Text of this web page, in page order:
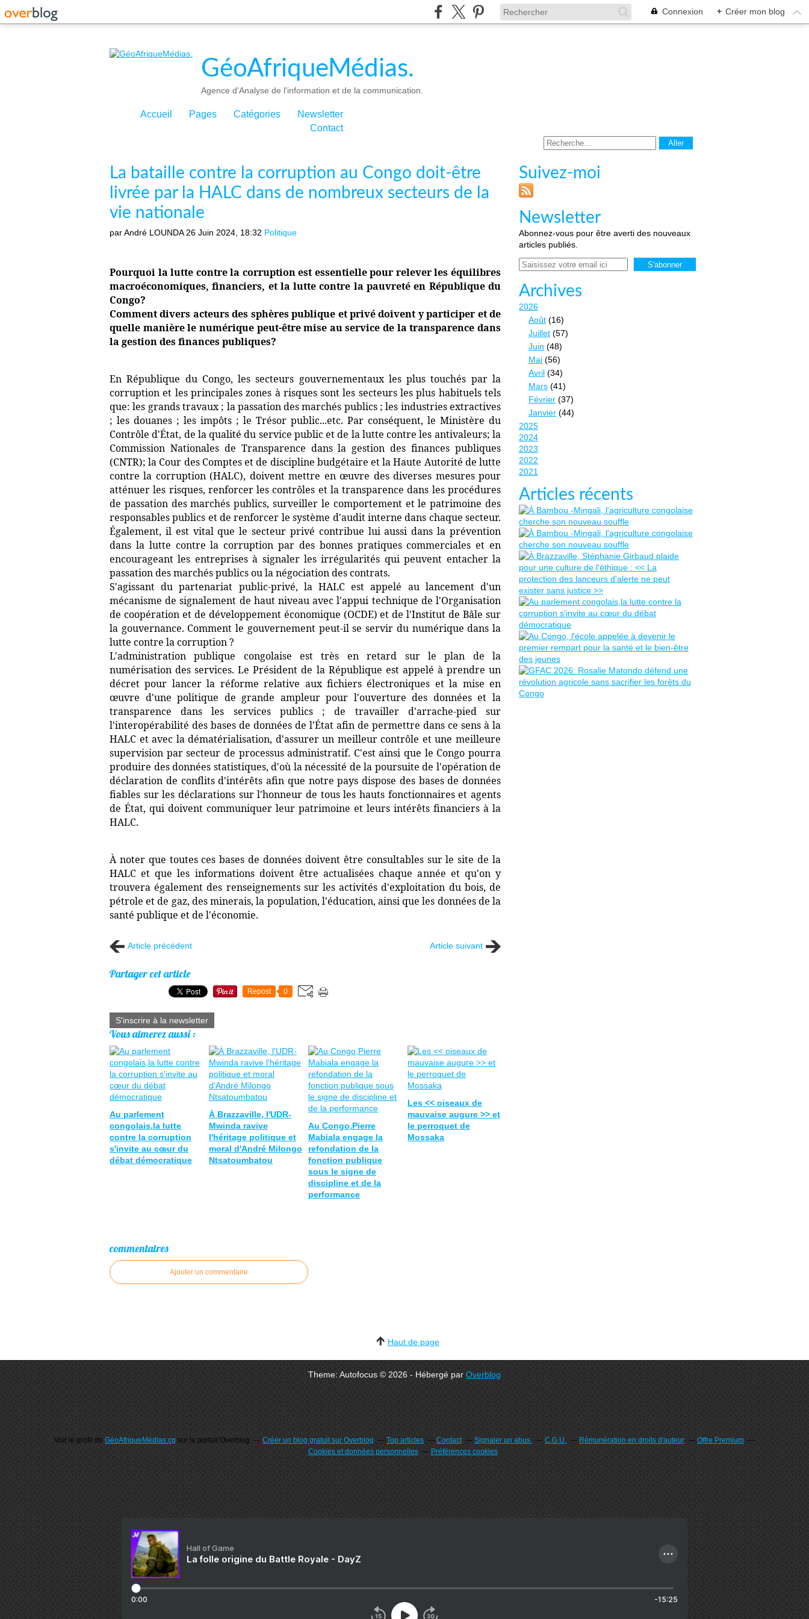
Connexion + Créer mon blog
GéoAfriqueMédias.
Agence d'Analyse de l'information et de la communication.
Accueil Pages Catégories
Newsletter
Contact
La bataille contre la corruption au Congo doit-être
livrée par la HALC dans de nombreux secteurs de la
vie nationale
par André LOUNDA 26 Juin 2024, 18:32 Politique
Pourquoi la lutte contre la corruption est essentielle pour relever les équilibres
macroéconomiques, financiers, et la lutte contre la pauvreté en République du
Congo?
Comment divers acteurs des sphères publique et privé doivent y participer et de
quelle manière le numérique peut-être mise au service de la transparence dans
la gestion des finances publiques?
En République du Congo, les secteurs gouvernementaux les plus touchés par la
corruption et les principales zones à risques sont les secteurs les plus habituels tels
que: les grands travaux ; la passation des marchés publics ; les industries extractives
; les douanes ; les impôts ; le Trésor public...etc. Par conséquent, le Ministère du
Contrôle d'État, de la qualité du service public et de la lutte contre les antivaleurs; la
Commission Nationales de Transparence dans la gestion des finances publiques
(CNTR); la Cour des Comptes et de discipline budgétaire et la Haute Autorité de lutte
contre la corruption (HALC), doivent mettre en œuvre des diverses mesures pour
atténuer les risques, renforcer les contrôles et la transparence dans les procédures
de passation des marchés publics, surveiller le comportement et le patrimoine des
responsables publics et de renforcer le système d'audit interne dans chaque secteur.
Également, il est vital que le secteur privé contribue lui aussi dans la prévention
dans la lutte contre la corruption par des bonnes pratiques commerciales et en
encourageant les entreprises à signaler les irrégularités qui peuvent entacher la
passation des marchés publics ou la négociation des contrats.
S'agissant du partenariat public-privé, la HALC est appelé au lancement d'un
mécanisme de signalement de haut niveau avec l'appui technique de l'Organisation
de coopération et de développement économique (OCDE) et de l'Institut de Bâle sur
la gouvernance. Comment le gouvernement peut-il se servir du numérique dans la
lutte contre la corruption ?
L'administration publique congolaise est très en retard sur le plan de la
numérisation des services. Le Président de la République est appelé à prendre un
décret pour lancer la réforme relative aux fichiers électroniques et la mise en
œuvre d'une politique de grande ampleur pour l'ouverture des données et la
transparence dans les services publics ; de travailler d'arrache-pied sur
l'interopérabilité des bases de données de l'État afin de permettre dans ce sens à la
HALC et avec la dématérialisation, d'assurer un meilleur contrôle et une meilleure
supervision par secteur de processus administratif. C'est ainsi que le Congo pourra
produire des données statistiques, d'où la nécessité de la poursuite de l'opération de
déclaration de conflits d'intérêts afin que notre pays dispose des bases de données
fiables sur les déclarations sur l'honneur de tous les hauts fonctionnaires et agents
de État, qui doivent communiquer leur patrimoine et leurs intérêts financiers à la
HALC.
À noter que toutes ces bases de données doivent être consultables sur le site de la
HALC et que les informations doivent être actualisées chaque année et qu'on y
trouvera également des renseignements sur les activités d'exploitation du bois, de
pétrole et de gaz, des minerais, la population, l'éducation, ainsi que les données de la
santé publique et de l'économie.
Article précédent Article suivant
Partager cet article
Repost 0
S'inscrire à la newsletter
Vous aimerez aussi :
Au parlement
congolais,la lutte
contre la corruption
s'invite au cœur du
débat démocratique
À Brazzaville, l'UDR-
Mwinda ravive
l'héritage politique et
moral d'André Milongo
Ntsatoumbatou
Au Congo,Pierre
Mabiala engage la
refondation de la
fonction publique
sous le signe de
discipline et de la
performance
Les << oiseaux de
mauvaise augure >> et
le perroquet de
Mossaka
commentaires
Ajouter un commentaire
Suivez-moi
Newsletter
Abonnez-vous pour être averti des nouveaux
articles publiés.
Email
Archives
2026
Août (16)
Juillet (57)
Juin (48)
Mai (56)
Avril (34)
Mars (41)
Février (37)
Janvier (44)
2025
2024
2023
2022
2021
Articles récents
Haut de page
Theme: Autofocus © 2026 - Hébergé parOverblog
Voir le profil deGéoAfriqueMédias.cgsur le portail Overblog Créer un blog gratuit sur Overblog Top articles Contact Signaler un abus C.G.U. Rémunération en droits d'auteur
Offre Premium
Cookies et données personnelles
Préférences cookies
Hall of Game
La folle origine du Battle Royale - DayZ
0:00 -15:25